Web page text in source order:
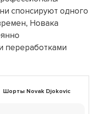
спонсируют одного
Новака
переработками
Шорты Novak Djokovic